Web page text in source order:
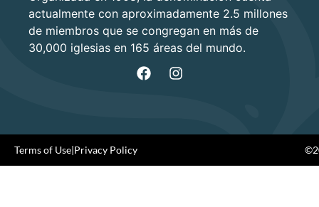
actualmente con aproximadamente 2.5 millones
de miembros que se congregan en más de
30,000 iglesias en 165 áreas del mundo.
Terms of Use|Privacy Policy